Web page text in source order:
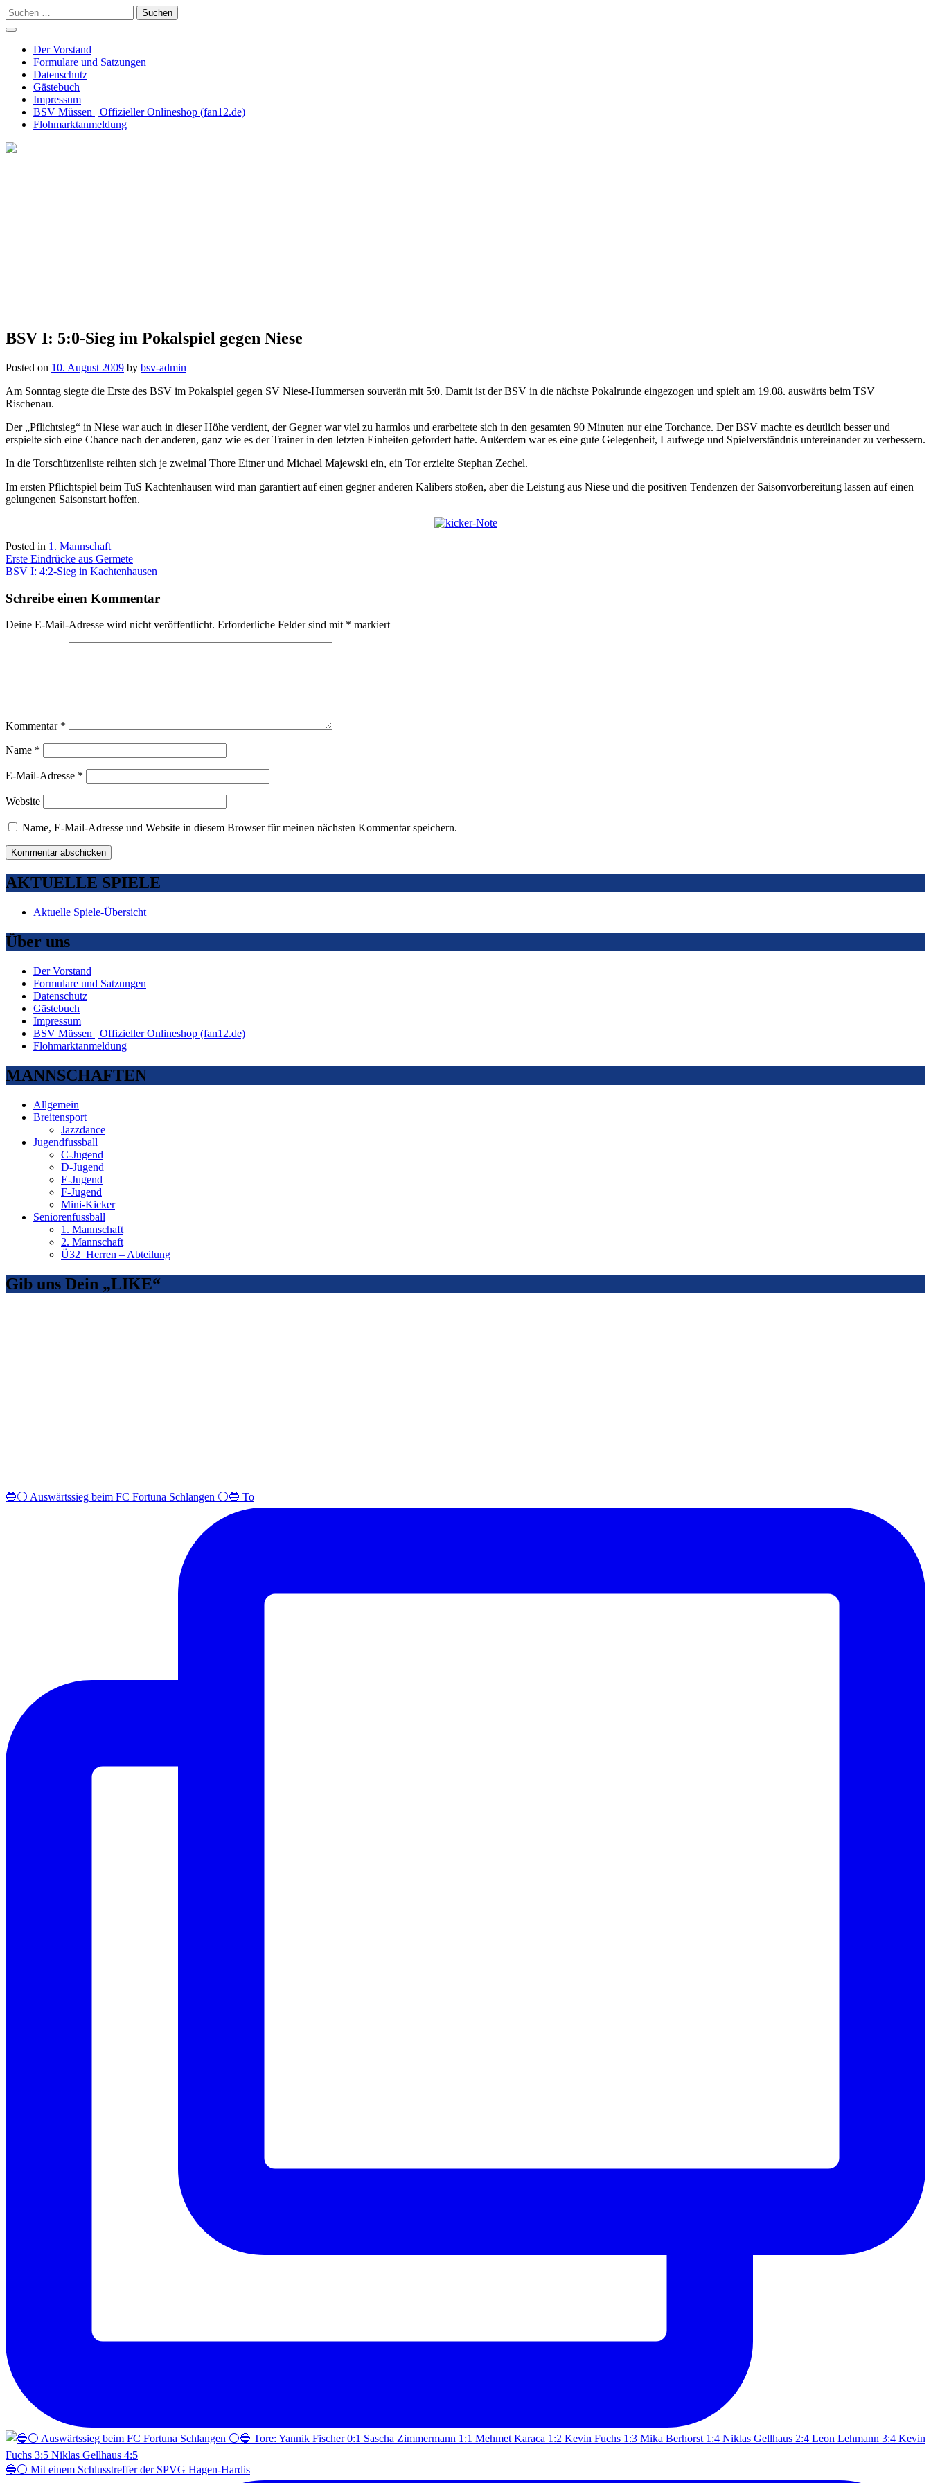
Skip
to
content
Suchen
nach:
Der Vorstand
Formulare und Satzungen
Datenschutz
Gästebuch
Impressum
BSV Müssen | Offizieller Onlineshop (fan12.de)
Flohmarktanmeldung
BSV I: 5:0-Sieg im Pokalspiel gegen Niese
Posted on 10. August 2009 by bsv-admin
Am Sonntag siegte die Erste des BSV im Pokalspiel gegen SV Niese-Hummersen souverän mit 5:0. Damit ist der BSV in die nächste Pokalrunde eingezogen und spielt am 19.08. auswärts beim TSV
Rischenau.
Der „Pflichtsieg“ in Niese war auch in dieser Höhe verdient, der Gegner war viel zu harmlos und erarbeitete sich in den gesamten 90 Minuten nur eine Torchance. Der BSV machte es deutlich besser und
erspielte sich eine Chance nach der anderen, ganz wie es der Trainer in den letzten Einheiten gefordert hatte. Außerdem war es eine gute Gelegenheit, Laufwege und Spielverständnis untereinander zu verbessern.
In die Torschützenliste reihten sich je zweimal Thore Eitner und Michael Majewski ein, ein Tor erzielte Stephan Zechel.
Im ersten Pflichtspiel beim TuS Kachtenhausen wird man garantiert auf einen gegner anderen Kalibers stoßen, aber die Leistung aus Niese und die positiven Tendenzen der Saisonvorbereitung lassen auf einen
gelungenen Saisonstart hoffen.
Posted in 1. Mannschaft
Beitragsnavigation
Erste Eindrücke aus Germete
BSV I: 4:2-Sieg in Kachtenhausen
Schreibe einen Kommentar
Deine E-Mail-Adresse wird nicht veröffentlicht. Erforderliche Felder sind mit * markiert
Kommentar *
Name *
E-Mail-Adresse *
Website
Name, E-Mail-Adresse und Website in diesem Browser für meinen nächsten Kommentar speichern.
AKTUELLE SPIELE
Aktuelle Spiele-Übersicht
Über uns
Der Vorstand
Formulare und Satzungen
Datenschutz
Gästebuch
Impressum
BSV Müssen | Offizieller Onlineshop (fan12.de)
Flohmarktanmeldung
MANNSCHAFTEN
Allgemein
Breitensport
Jazzdance
Jugendfussball
C-Jugend
D-Jugend
E-Jugend
F-Jugend
Mini-Kicker
Seniorenfussball
1. Mannschaft
2. Mannschaft
Ü32_Herren – Abteilung
Gib uns Dein „LIKE“
🔵⚪️ Auswärtssieg beim FC Fortuna Schlangen ⚪️🔵 To
🔵⚪️ Mit einem Schlusstreffer der SPVG Hagen-Hardis